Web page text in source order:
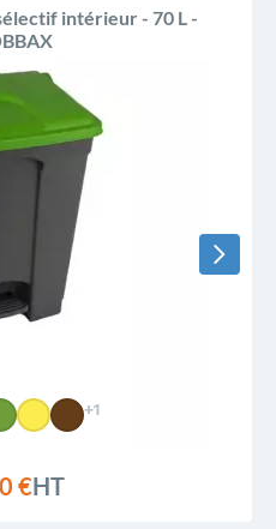
intérieur - 70 L -
+1
€HT